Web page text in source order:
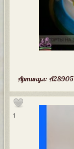
Артикул: A28905
1